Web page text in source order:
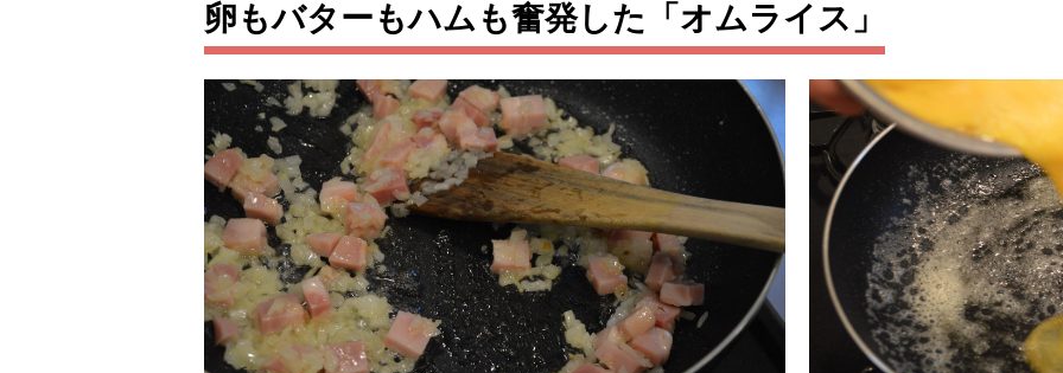
卵もバターもハムも奮発した「オムライス」